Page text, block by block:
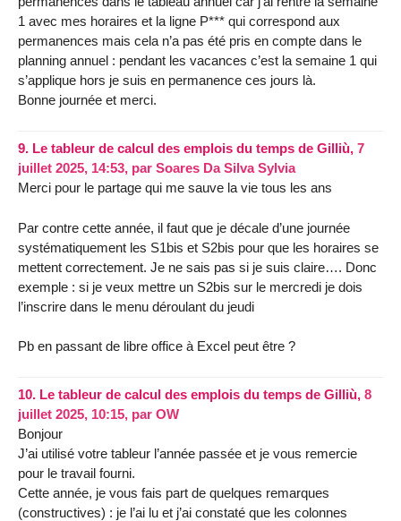
1 avec mes horaires et la ligne P*** qui correspond aux
permanences mais cela n’a pas été pris en compte dans le
planning annuel : pendant les vacances c’est la semaine 1 qui
s’applique hors je suis en permanence ces jours là.
Bonne journée et merci.
9. Le tableur de calcul des emplois du temps de Gilliù, 7
juillet 2025, 14:53, par Soares Da Silva Sylvia
Merci pour le partage qui me sauve la vie tous les ans
Par contre cette année, il faut que je décale d’une journée
systématiquement les S1bis et S2bis pour que les horaires se
mettent correctement. Je ne sais pas si je suis claire…. Donc
exemple : si je veux mettre un S2bis sur le mercredi je dois
l’inscrire dans le menu déroulant du jeudi
Pb en passant de libre office à Excel peut être ?
10. Le tableur de calcul des emplois du temps de Gilliù, 8
juillet 2025, 10:15, par OW
Bonjour
J’ai utilisé votre tableur l’année passée et je vous remercie
pour le travail fourni.
Cette année, je vous fais part de quelques remarques
(constructives) : je l’ai lu et j’ai constaté que les colonnes